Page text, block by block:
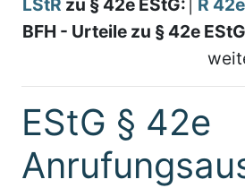
LStR zu § 42e EStG:
R 42e
BFH - Urteile zu § 42e EStG
EStG § 42e